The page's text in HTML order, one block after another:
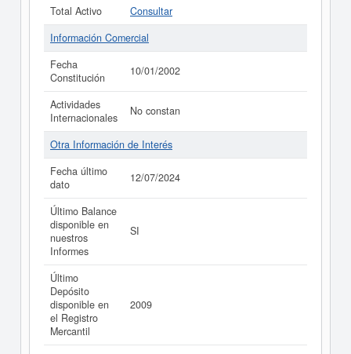
Total Activo
Consultar
Información Comercial
Fecha
Constitución
10/01/2002
Actividades
Internacionales
No constan
Otra Información de Interés
Fecha último
dato
12/07/2024
Último Balance
disponible en
nuestros
Informes
SI
Último
Depósito
disponible en
el Registro
Mercantil
2009